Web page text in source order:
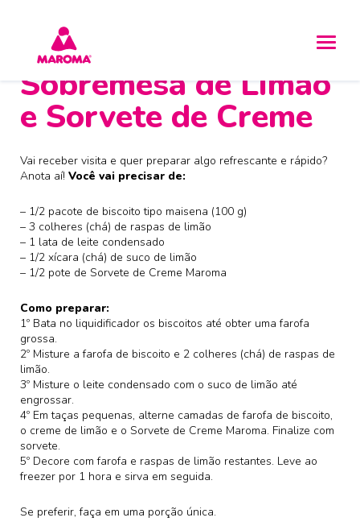
Sobremesa de Limão
e Sorvete de Creme
Vai receber visita e quer preparar algo refrescante e rápido?
Anota aí! Você vai precisar de:
– 1/2 pacote de biscoito tipo maisena (100 g)
– 3 colheres (chá) de raspas de limão
– 1 lata de leite condensado
– 1/2 xícara (chá) de suco de limão
– 1/2 pote de Sorvete de Creme Maroma
Como preparar:
1º Bata no liquidificador os biscoitos até obter uma farofa
grossa.
2º Misture a farofa de biscoito e 2 colheres (chá) de raspas de
limão.
3º Misture o leite condensado com o suco de limão até
engrossar.
4º Em taças pequenas, alterne camadas de farofa de biscoito,
o creme de limão e o Sorvete de Creme Maroma. Finalize com
sorvete.
5º Decore com farofa e raspas de limão restantes. Leve ao
freezer por 1 hora e sirva em seguida.
Se preferir, faça em uma porção única.